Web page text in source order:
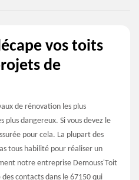
vos toits
de
de rénovation les plus
plus dangereux. Si vous devez le
pour cela. La plupart des
tous habilité pour réaliser un
notre entreprise Demouss'Toit
contacts dans le 67150 qui